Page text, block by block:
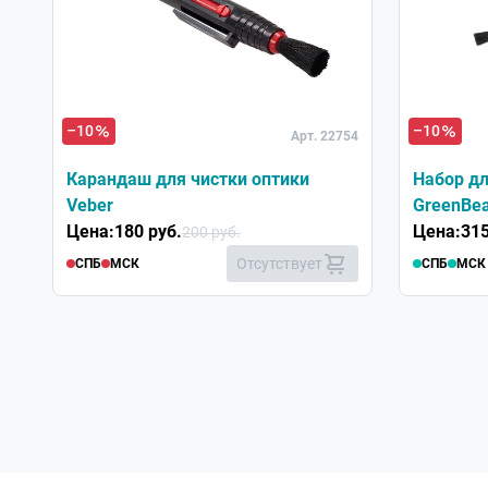
–10
Арт. 22754
Карандаш для чистки оптики
Veber
Цена:180 руб.200 руб.
СПБ МСК Отсутствует
–10
Набор
Цена:
СПБ МСК